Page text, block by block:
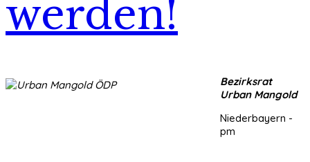
werden!
Bezirksrat
Urban Mangold
Niederbayern -
pm